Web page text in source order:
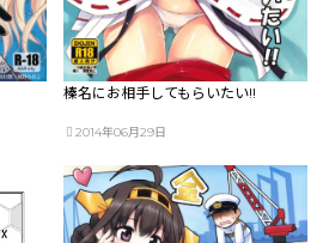
榛名にお相手してもらいたい!!
2014年06月29日